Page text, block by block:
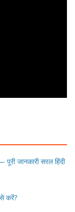
जानकारी सरल हिंदी
करें?